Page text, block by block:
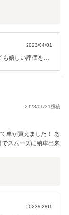
2023/04/01
も嬉しい評価をし
2023/01/31投稿
車が買えました！ あ
2023/02/01